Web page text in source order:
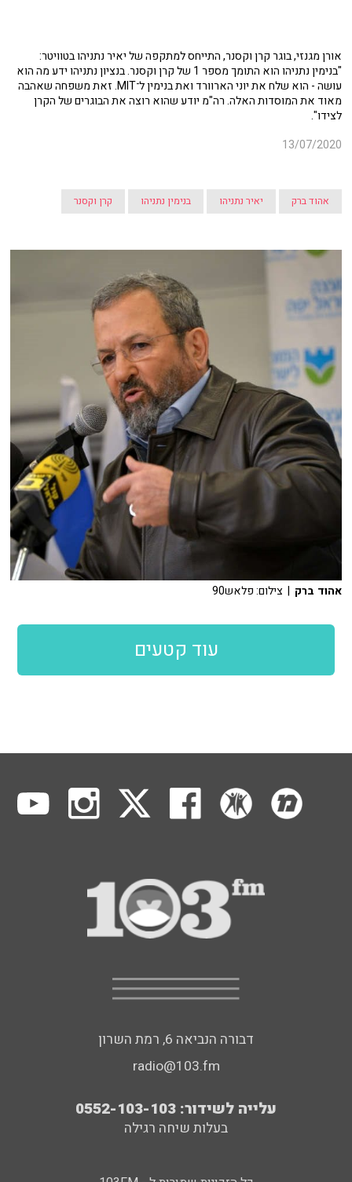
אורן מגנזי, בוגר קרן וקסנר, התייחס למתקפה של יאיר נתניהו בטוויטר:
"בנימין נתניהו הוא התומך מספר 1 של קרן וקסנר. בנציון נתניהו ידע מה הוא
עושה - הוא שלח את יוני הארוורד ואת בנימין ל־MIT. זאת משפחה שאהבה
מאוד את המוסדות האלה. רה"מ יודע שהוא רוצה את הבוגרים של הקרן
לצידו".
13/07/2020
אהוד ברק יאיר נתניהו בנימין נתניהו קרן וקסנר
אהוד ברק | צילום: פלאש90
עוד קטעים
דבורה הנביאה 6, רמת השרון
radio@103.fm
עלייה לשידור: 0552-103-103
בעלות שיחה רגילה